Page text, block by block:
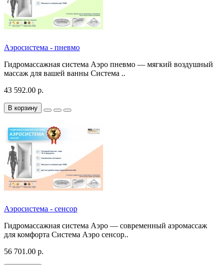
Аэросистема - пневмо
Гидромассажная система Аэро пневмо — мягкий воздушный
массаж для вашей ванны Система ..
43 592.00 р.
В корзину
Аэросистема - сенсор
Гидромассажная система Аэро — современный аэромассаж
для комфорта Система Аэро сенсор..
56 701.00 р.